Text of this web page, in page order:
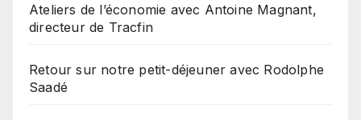
Ateliers de l’économie avec Antoine Magnant,
directeur de Tracfin
Retour sur notre petit-déjeuner avec Rodolphe
Saadé